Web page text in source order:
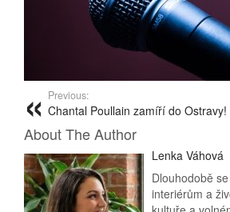
Previous:
Chantal Poullain zamíří do Ostravy!
About The Author
Lenka Váhová
Dlouhodobě
interiérům a